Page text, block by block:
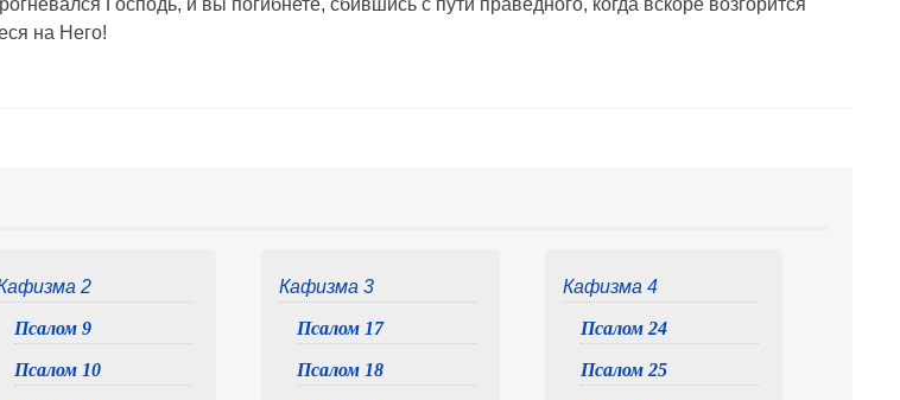
на Него!
2
Псалом 9
Псалом 10
Кафизма 3
Псалом 17
Псалом 18
Кафизма 4
Псалом 24
Псалом 25